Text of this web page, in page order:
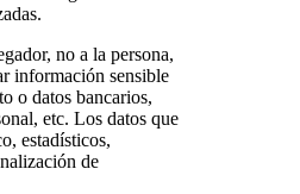
no a la persona,
información sensible
o datos bancarios,
etc. Los datos que
estadísticos,
de